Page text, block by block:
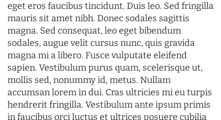
eget eros faucibus tincidunt. Duis leo. Sed fringilla
mauris sit amet nibh. Donec sodales sagittis
magna. Sed consequat, leo eget bibendum
sodales, augue velit cursus nunc, quis gravida
magna mi a libero. Fusce vulputate eleifend
sapien. Vestibulum purus quam, scelerisque ut,
mollis sed, nonummy id, metus. Nullam
accumsan lorem in dui. Cras ultricies mi eu turpis
hendrerit fringilla. Vestibulum ante ipsum primis
in faucibus orci luctus et ultrices posuere cubilia